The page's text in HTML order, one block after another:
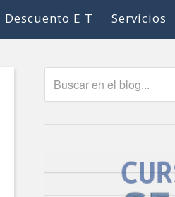
Servicios
Descuento E T